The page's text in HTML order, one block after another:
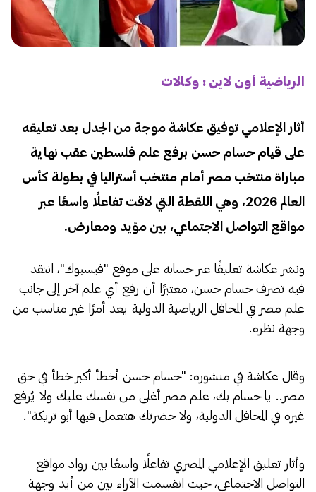
الرياضية أون لاين : وكالات
أثار الإعلامي توفيق عكاشة موجة من الجدل بعد تعليقه
على قيام حسام حسن برفع علم فلسطين عقب نهاية
مباراة منتخب مصر أمام منتخب أستراليا في بطولة كأس
العالم 2026، وهي اللقطة التي لاقت تفاعلًا واسعًا عبر
مواقع التواصل الاجتماعي، بين مؤيد ومعارض.
ونشر عكاشة تعليقًا عبر حسابه على موقع "فيسبوك"، انتقد
فيه تصرف حسام حسن، معتبرًا أن رفع أي علم آخر إلى جانب
علم مصر في المحافل الرياضية الدولية يعد أمرًا غير مناسب من
وجهة نظره.
وقال عكاشة في منشوره: "حسام حسن أخطأ أكبر خطأ في حق
مصر.. يا حسام بك، علم مصر أغلى من نفسك عليك ولا يُرفع
غيره في المحافل الدولية، ولا حضرتك هتعمل فيها أبو تريكة".
وأثار تعليق الإعلامي المصري تفاعلًا واسعًا بين رواد مواقع
التواصل الاجتماعي، حيث انقسمت الآراء بين من أيد وجهة